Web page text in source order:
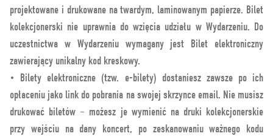
projektowane i drukowane na twardym, laminowanym papierze. Bilet
kolekcjonerski nie uprawnia do wzięcia udziału w Wydarzeniu. Do
uczestnictwa w Wydarzeniu wymagany jest Bilet elektroniczny
zawierający unikalny kod kreskowy.
• Bilety elektroniczne (tzw. e-bilety) dostaniesz zawsze po ich
opłaceniu jako link do pobrania na swojej skrzynce email. Nie musisz
drukować biletów – możesz je wymienić na druki kolekcjonerskie
przy wejściu na dany koncert, po zeskanowaniu ważnego kodu